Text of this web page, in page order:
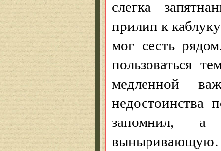
слегка
прилип к
мог сесть
пользоваться
медленной
недостоинства
запомнил,
выныривающую…